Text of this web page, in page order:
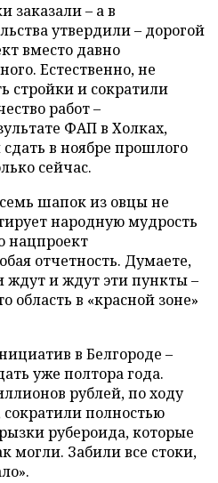
заказали – а в
утвердили – дорогой
вместо давно
Естественно, не
стройки и сократили
работ –
ФАП в Холках,
в ноябре прошлого
сейчас.
шапок из овцы не
народную мудрость
нацпроект
отчетность. Думаете,
и ждут эти пункты –
область в «красной зоне»
в Белгороде –
уже полтора года.
рублей, по ходу
сократили полностью
рубероида, которые
могли. Забили все стоки,